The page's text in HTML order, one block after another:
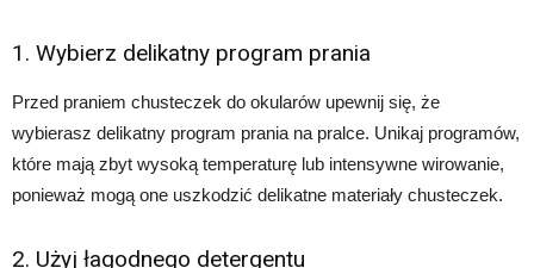
1. Wybierz delikatny program prania
Przed praniem chusteczek do okularów upewnij się, że
wybierasz delikatny program prania na pralce. Unikaj programów,
które mają zbyt wysoką temperaturę lub intensywne wirowanie,
ponieważ mogą one uszkodzić delikatne materiały chusteczek.
2. Użyj łagodnego detergentu